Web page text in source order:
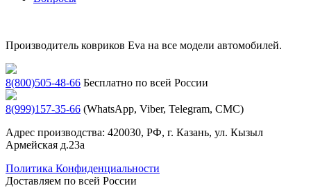
Производитель ковриков Eva на все модели автомобилей.
8(800)505-48-66 Бесплатно по всей России
8(999)157-35-66 (WhatsApp, Viber, Telegram, СМС)
Адрес производства: 420030, РФ, г. Казань, ул. Кызыл
Армейская д.23а
Политика Конфиденциальности
Доставляем по всей России